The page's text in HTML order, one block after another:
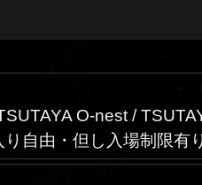
O-nest /
自由・但し入場制限有